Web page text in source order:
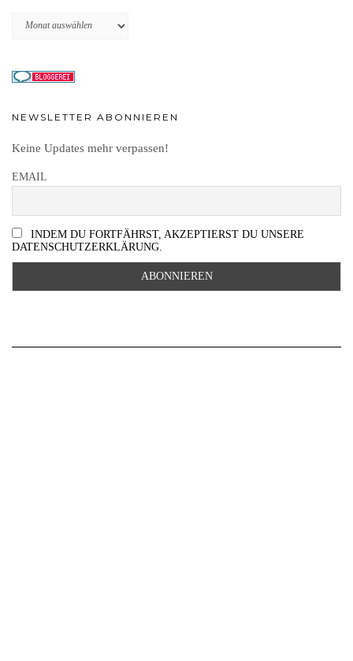
Archiv
NEWSLETTER ABONNIEREN
Keine Updates mehr verpassen!
EMAIL
INDEM DU FORTFÄHRST, AKZEPTIERST DU UNSERE
DATENSCHUTZERKLÄRUNG.